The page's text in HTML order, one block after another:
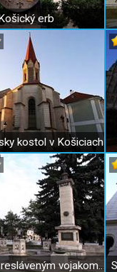
erb
kostol v Košiciach
Pamätník „presláveným vojakom Červenej armády“ v Košiciach